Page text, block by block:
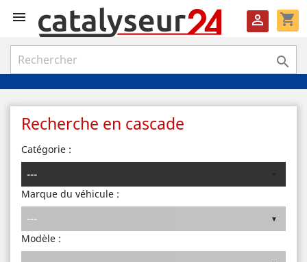
 shopping_cart


Recherche en cascade
Catégorie :
Marque du véhicule :
Modèle :